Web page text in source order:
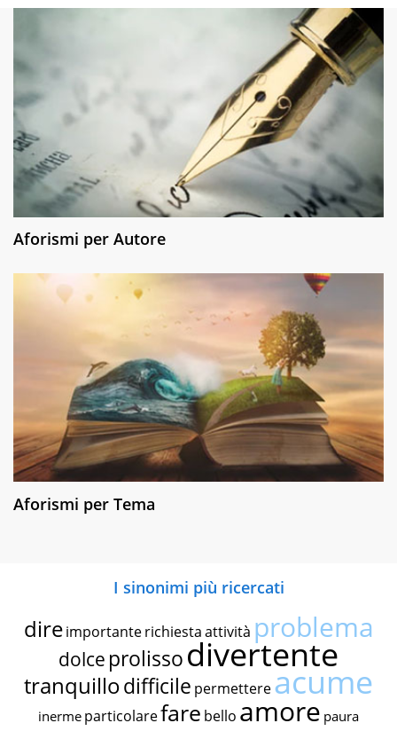
Aforismi per Autore
Aforismi per Tema
I sinonimi più ricercati
dire importante richiestaattività problema
dolce prolissodivertente
tranquillodifficile permettereacume
inerme particolarefare bello amore paura